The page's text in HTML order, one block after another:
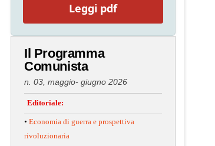
Leggi pdf
Il Programma
Comunista
n. 03, maggio- giugno 2026
Editoriale:
• Economia di guerra e prospettiva
rivoluzionaria